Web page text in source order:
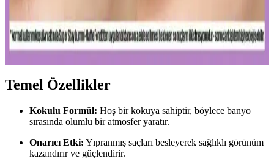
dayanıklı formülleriyle gün boyu tazelik sağlar. Cilt tipine uygun
seçenekler ve doğru uygulama ipuçlarıyla makyajınızı
mükemmelleştirin.
Temel Özellikler
Kokulu Formül: Hoş bir kokuya sahiptir, böylece banyo
sırasında olumlu bir atmosfer yaratır.
Onarıcı Etki: Yıpranmış saçları besleyerek sağlıklı görünüm
kazandırır ve güçlendirir.